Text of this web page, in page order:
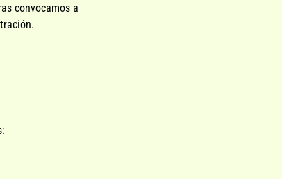
convocamos a